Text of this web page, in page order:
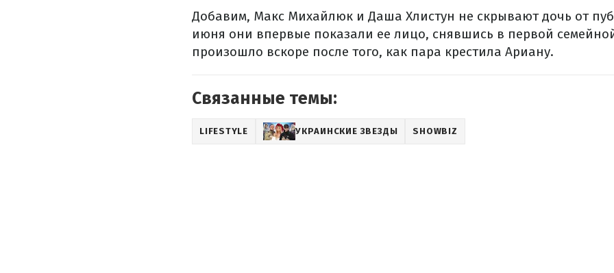
Добавим, Макс Михайлюк и Даша Хлистун не скрывают дочь от
июня они впервые показали ее лицо, снявшись в первой
произошло вскоре после того, как пара крестила Ариану.
Связанные темы:
LIFESTYLE УКРАИНСКИЕ ЗВЕЗДЫ SHOWBIZ